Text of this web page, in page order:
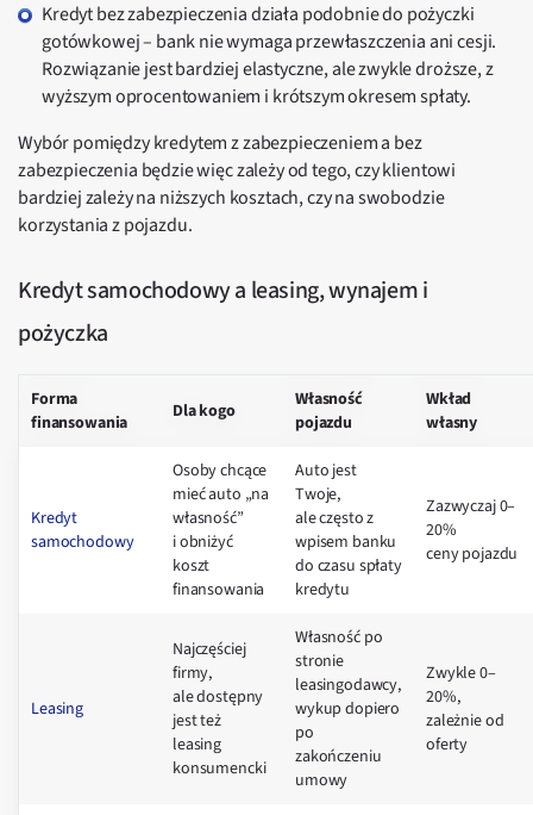
Kredyt bez zabezpieczenia działa podobnie do pożyczki
gotówkowej – bank nie wymaga przewłaszczenia ani cesji.
Rozwiązanie jest bardziej elastyczne, ale zwykle droższe, z
wyższym oprocentowaniem i krótszym okresem spłaty.
Wybór pomiędzy kredytem z zabezpieczeniem a bez
zabezpieczenia będzie więc zależy od tego, czy klientowi
bardziej zależy na niższych kosztach, czy na swobodzie
korzystania z pojazdu.
Kredyt samochodowy a leasing, wynajem i
pożyczka
Forma
finansowania
Dla kogo
Własność
pojazdu
Wkład
własny
Kredyt
samochodowy
Osoby chcące
mieć auto „na
własność”
i obniżyć
koszt
finansowania
Auto jest
Twoje,
ale często z
wpisem banku
do czasu spłaty
kredytu
Zazwyczaj 0–
20%
ceny pojazdu
Leasing
Najczęściej
firmy,
ale dostępny
jest też
leasing
konsumencki
Własność po
stronie
leasingodawcy,
wykup dopiero
po
zakończeniu
umowy
Zwykle 0–
20%,
zależnie od
oferty